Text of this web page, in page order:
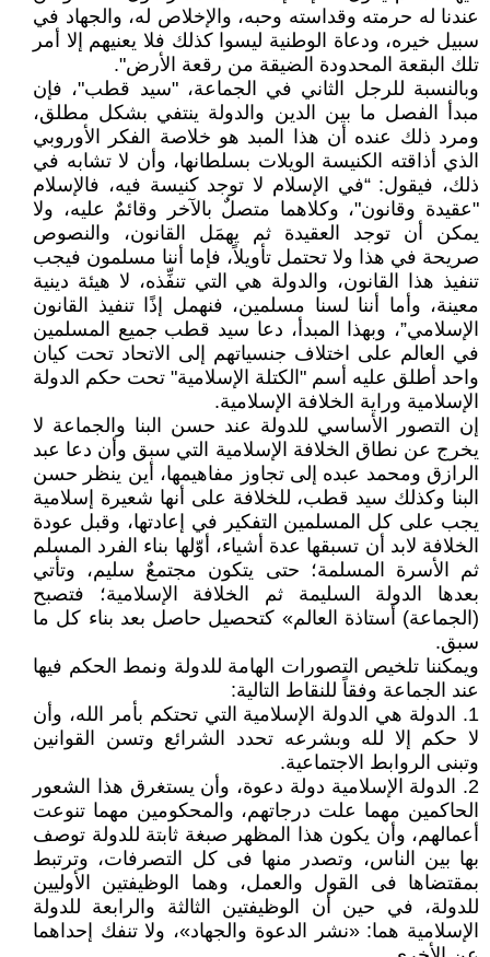
عندنا له حرمته وقداسته وحبه، والإخلاص له، والجهاد في
سبيل خيره، ودعاة الوطنية ليسوا كذلك فلا يعنيهم إلا أمر
تلك البقعة المحدودة الضيقة من رقعة الأرض".
وبالنسبة للرجل الثاني في الجماعة، "سيد قطب"، فإن
مبدأ الفصل ما بين الدين والدولة ينتفي بشكل مطلق،
ومرد ذلك عنده أن هذا المبد هو خلاصة الفكر الأوروبي
الذي أذاقته الكنيسة الويلات بسلطانها، وأن لا تشابه في
ذلك، فيقول: “في الإسلام لا توجد كنيسة فيه، فالإسلام
"عقيدة وقانون"، وكلاهما متصلٌ بالآخر وقائمٌ عليه، ولا
يمكن أن توجد العقيدة ثم يهمَل القانون، والنصوص
صريحة في هذا ولا تحتمل تأويلاً، فإما أننا مسلمون فيجب
تنفيذ هذا القانون، والدولة هي التي تنفِّذه، لا هيئة دينية
معينة، وأما أننا لسنا مسلمين، فنهمل إذًا تنفيذ القانون
الإسلامي”، وبهذا المبدأ، دعا سيد قطب جميع المسلمين
في العالم على اختلاف جنسياتهم إلى الاتحاد تحت كيان
واحد أطلق عليه أسم "الكتلة الإسلامية" تحت حكم الدولة
الإسلامية وراية الخلافة الإسلامية.
إن التصور الأساسي للدولة عند حسن البنا والجماعة لا
يخرج عن نطاق الخلافة الإسلامية التي سبق وأن دعا عبد
الرازق ومحمد عبده إلى تجاوز مفاهيمها، أين ينظر حسن
البنا وكذلك سيد قطب، للخلافة على أنها شعيرة إسلامية
يجب على كل المسلمين التفكير في إعادتها، وقبل عودة
الخلافة لابد أن تسبقها عدة أشياء، أوّلها بناء الفرد المسلم
ثم الأسرة المسلمة؛ حتى يتكون مجتمعٌ سليم، وتأتي
بعدها الدولة السليمة ثم الخلافة الإسلامية؛ فتصبح
(الجماعة) أستاذة العالم» كتحصيل حاصل بعد بناء كل ما
سبق.
ويمكننا تلخيص التصورات الهامة للدولة ونمط الحكم فيها
عند الجماعة وفقاً للنقاط التالية:
1. الدولة هي الدولة الإسلامية التي تحتكم بأمر الله، وأن
لا حكم إلا لله وبشرعه تحدد الشرائع وتسن القوانين
وتبنى الروابط الاجتماعية.
2. الدولة الإسلامية دولة دعوة، وأن يستغرق هذا الشعور
الحاكمين مهما علت درجاتهم، والمحكومين مهما تنوعت
أعمالهم، وأن يكون هذا المظهر صبغة ثابتة للدولة توصف
بها بين الناس، وتصدر منها فى كل التصرفات، وترتبط
بمقتضاها فى القول والعمل، وهما الوظيفتين الأوليين
للدولة، في حين أن الوظيفتين الثالثة والرابعة للدولة
الإسلامية هما: «نشر الدعوة والجهاد»، ولا تنفك إحداهما